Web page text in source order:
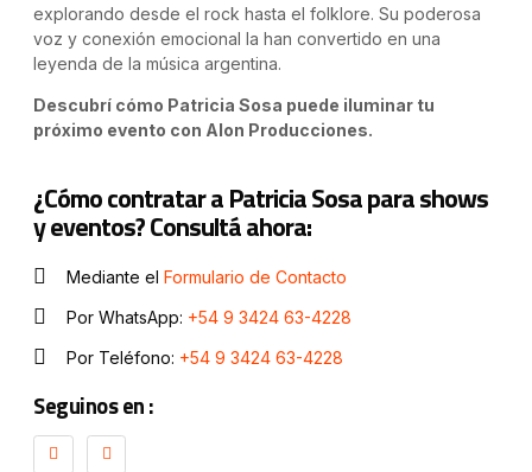
explorando desde el rock hasta el folklore. Su poderosa
voz y conexión emocional la han convertido en una
leyenda de la música argentina.
Descubrí cómo Patricia Sosa puede iluminar tu
próximo evento con Alon Producciones.
¿Cómo contratar a Patricia Sosa para shows
y eventos? Consultá ahora:
Mediante el Formulario de Contacto
Por WhatsApp: +54 9 3424 63-4228
Por Teléfono: +54 9 3424 63-4228
Seguinos en :